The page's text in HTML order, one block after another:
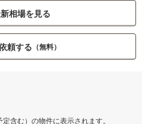
相場を見る
頼する （無料）
含む）の物件に表示されます。